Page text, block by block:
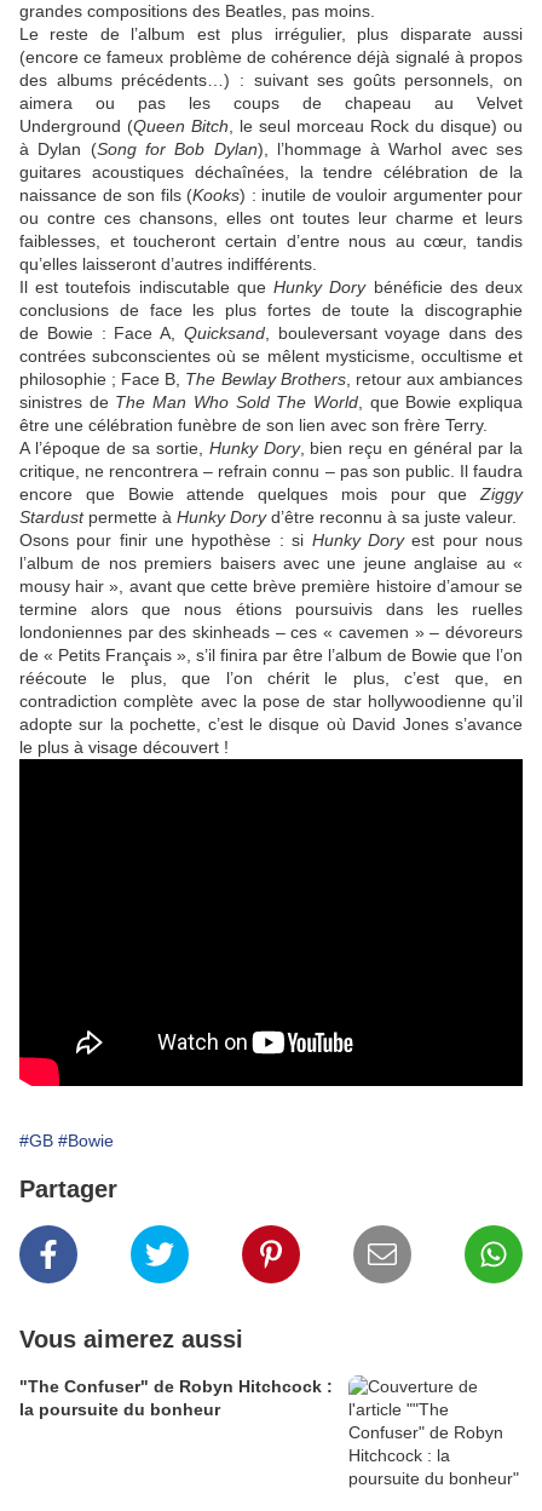
grandes compositions des Beatles , pas moins.
Le reste de l’album est plus irrégulier, plus disparate aussi
(encore ce fameux problème de cohérence déjà signalé à propos
des albums précédents…) : suivant ses goûts personnels, on
aimera ou pas les coups de chapeau au Velvet
Underground (Queen Bitch , le seul morceau Rock du disque) ou
à Dylan (Song for Bob Dylan), l’hommage àWarhol avec ses
guitares acoustiques déchaînées, la tendre célébration de la
naissance de son fils (Kooks) : inutile de vouloir argumenter pour
ou contre ces chansons, elles ont toutes leur charme et leurs
faiblesses, et toucheront certain d’entre nous au cœur, tandis
qu’elles laisseront d’autres indifférents.
Il est toutefois indiscutable queHunky Dory bénéficie des deux
conclusions de face les plus fortes de toute la discographie
de Bowie : Face A, Quicksand, bouleversant voyage dans des
contrées subconscientes où se mêlent mysticisme, occultisme et
philosophie ; Face B, The Bewlay Brothers, retour aux ambiances
sinistres de The Man Who Sold The World, que Bowie expliqua
être une célébration funèbre de son lien avec son frère Terry.
A l’époque de sa sortie, Hunky Dory, bien reçu en général par la
critique, ne rencontrera – refrain connu – pas son public. Il faudra
encore que Bowieattende quelques mois pour que Ziggy
Stardustpermette à Hunky Doryd’être reconnu à sa juste valeur.
Osons pour finir une hypothèse : si Hunky Doryest pour nous
l’album de nos premiers baisers avec une jeune anglaise au «
mousy hair », avant que cette brève première histoire d’amour se
termine alors que nous étions poursuivis dans les ruelles
londoniennes par des skinheads – ces « cavemen » – dévoreurs
de « Petits Français », s’il finira par être l’album de Bowie que l’on
réécoute le plus, que l’on chérit le plus, c’est que, en
contradiction complète avec la pose de star hollywoodienne qu’il
adopte sur la pochette, c’est le disque où David Joness’avance
le plus à visage découvert !
#GB #Bowie
Partager
Vous aimerez aussi
"The Confuser" de Robyn Hitchcock :
la poursuite du bonheur